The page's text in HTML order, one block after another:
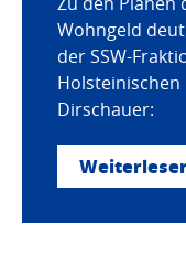
Wohngeld
der SSW-
Holsteinischen
Dirschauer: